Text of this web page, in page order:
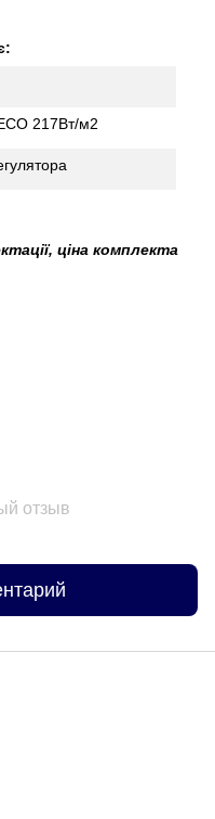
217Вт/м2
ціна комплекта
отзыв